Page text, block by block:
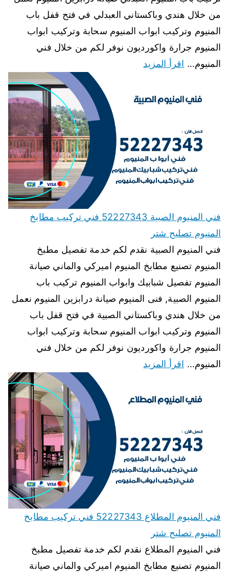
من خلال هندي وباكستاني العبدلي في فتح قفل باب
المنيوم وتركيب ابواب المنيوم سحابة وتركيب ابواب
المنيوم جرارة واكورديون نوفر لكم من خلال فني
المنيوم… اقرأ المزيد
فني المنيوم الصبية 52227343 فني تركيب مطابخ
المنيوم تصليح شتر
فني المنيوم الصبية نقدم لكم خدمة تفصيل مطبخ
المنيوم تصنيع مطابخ المنيوم اميركي والماني صيانة
المنيوم تفصيل شبابيك وابواب المنيوم تركيب باب
المنيوم الصبية, فنى المنيوم صيانة درابزين المنيوم نعمل
من خلال هندي وباكستاني الصبية في فتح قفل باب
المنيوم وتركيب ابواب المنيوم سحابة وتركيب ابواب
المنيوم جرارة واكورديون نوفر لكم من خلال فني
المنيوم… اقرأ المزيد
فني المنيوم المطلاع 52227343 فني تركيب مطابخ
المنيوم تصليح شتر
فني المنيوم المطلاع نقدم لكم خدمة تفصيل مطبخ
المنيوم تصنيع مطابخ المنيوم اميركي والماني صيانة